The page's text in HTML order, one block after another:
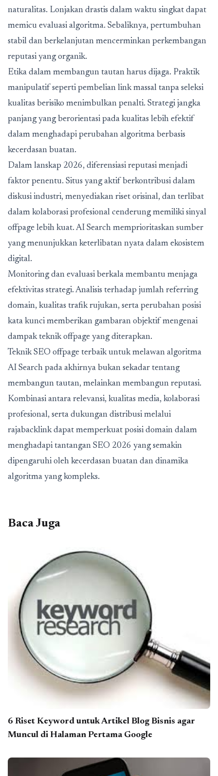
naturalitas. Lonjakan drastis dalam waktu singkat dapat
memicu evaluasi algoritma. Sebaliknya, pertumbuhan
stabil dan berkelanjutan mencerminkan perkembangan
reputasi yang organik.
Etika dalam membangun tautan harus dijaga. Praktik
manipulatif seperti pembelian link massal tanpa seleksi
kualitas berisiko menimbulkan penalti. Strategi jangka
panjang yang berorientasi pada kualitas lebih efektif
dalam menghadapi perubahan algoritma berbasis
kecerdasan buatan.
Dalam lanskap 2026, diferensiasi reputasi menjadi
faktor penentu. Situs yang aktif berkontribusi dalam
diskusi industri, menyediakan riset orisinal, dan terlibat
dalam kolaborasi profesional cenderung memiliki sinyal
offpage lebih kuat. AI Search memprioritaskan sumber
yang menunjukkan keterlibatan nyata dalam ekosistem
digital.
Monitoring dan evaluasi berkala membantu menjaga
efektivitas strategi. Analisis terhadap jumlah referring
domain, kualitas trafik rujukan, serta perubahan posisi
kata kunci memberikan gambaran objektif mengenai
dampak teknik offpage yang diterapkan.
Teknik SEO offpage terbaik untuk melawan algoritma
AI Search pada akhirnya bukan sekadar tentang
membangun tautan, melainkan membangun reputasi.
Kombinasi antara relevansi, kualitas media, kolaborasi
profesional, serta dukungan distribusi melalui
rajabacklink dapat memperkuat posisi domain dalam
menghadapi tantangan SEO 2026 yang semakin
dipengaruhi oleh kecerdasan buatan dan dinamika
algoritma yang kompleks.
Baca Juga
6 Riset Keyword untuk Artikel Blog Bisnis agar
Muncul di Halaman Pertama Google